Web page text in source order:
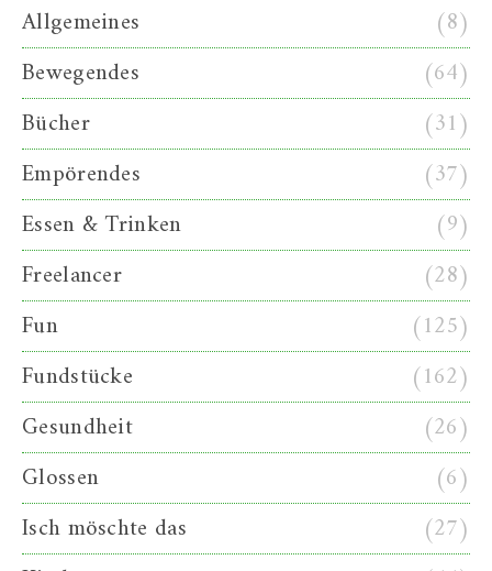
Allgemeines
(8)
Bewegendes
(64)
Bücher
(31)
Empörendes
(37)
Essen & Trinken
(9)
Freelancer
(28)
Fun
(125)
Fundstücke
(162)
Gesundheit
(26)
Glossen
(6)
Isch möschte das
(27)